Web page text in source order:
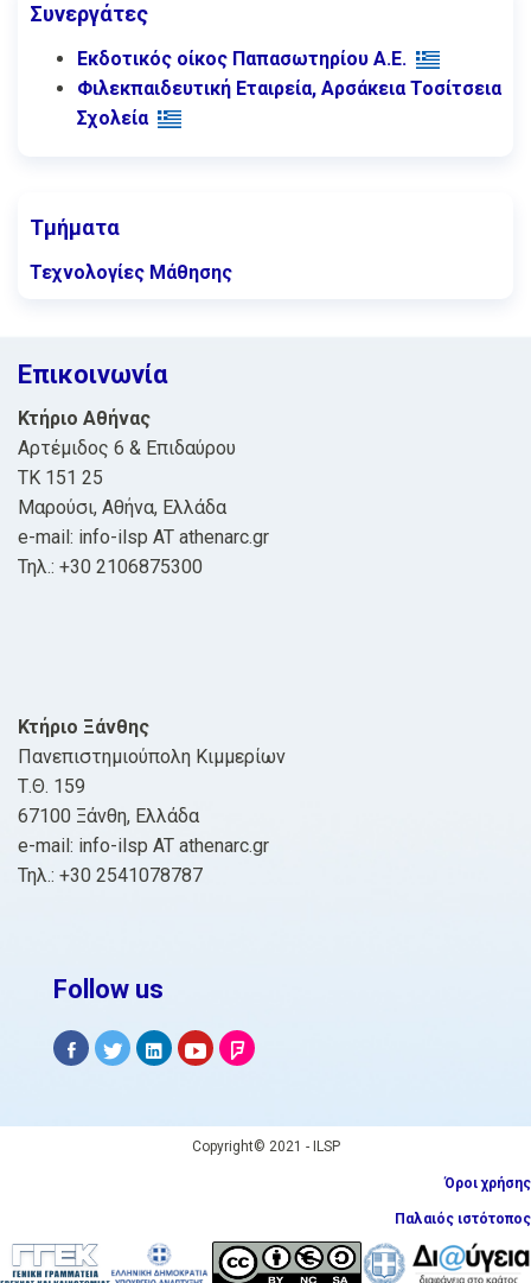
Συνεργάτες
Εκδοτικός οίκος Παπασωτηρίου Α.Ε.
Φιλεκπαιδευτική Εταιρεία, Αρσάκεια Τοσίτσεια
Σχολεία
Τμήματα
Τεχνολογίες Μάθησης
Επικοινωνία
Κτήριο Αθήνας
Αρτέμιδος 6 & Επιδαύρου
ΤΚ 151 25
Μαρούσι, Αθήνα, Ελλάδα
e-mail: info-ilsp AT athenarc.gr
Τηλ.: +30 2106875300
Κτήριο Ξάνθης
Πανεπιστημιούπολη Κιμμερίων
Τ.Θ. 159
67100 Ξάνθη, Ελλάδα
e-mail: info-ilsp AT athenarc.gr
Τηλ.: +30 2541078787
Follow us
Copyright© 2021 - ILSP
Όροι χρήσης
Παλαιός ιστότοπος